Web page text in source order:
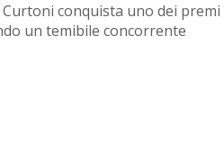
conquista uno dei
un temibile concorrente